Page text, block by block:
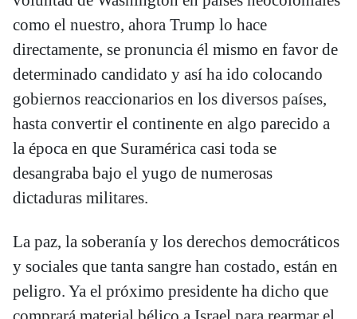
como el nuestro, ahora Trump lo hace
directamente, se pronuncia él mismo en favor de
determinado candidato y así ha ido colocando
gobiernos reaccionarios en los diversos países,
hasta convertir el continente en algo parecido a
la época en que Suramérica casi toda se
desangraba bajo el yugo de numerosas
dictaduras militares.
La paz, la soberanía y los derechos democráticos
y sociales que tanta sangre han costado, están en
peligro. Ya el próximo presidente ha dicho que